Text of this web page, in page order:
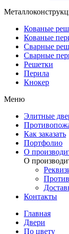
Кованые
Кованые
Сварные
Сварные
Решетки
Перила
Кнокер
Меню
Элитные
Как заказать
Портфолио
О
О
Контакты
Главная
Двери
По цвету